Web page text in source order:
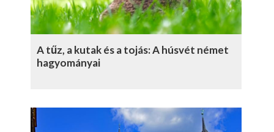
A tűz, a kutak és a tojás: A húsvét német
hagyományai